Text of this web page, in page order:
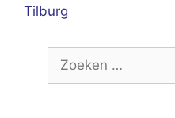
Tilburg
naar: